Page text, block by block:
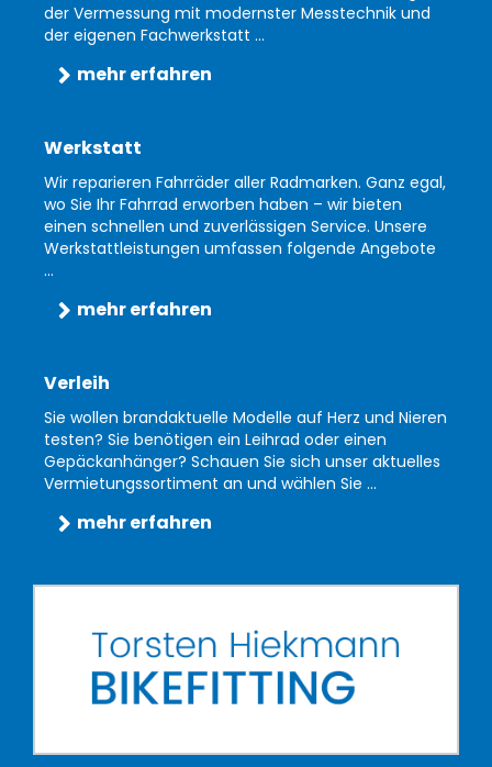
der Vermessung mit modernster Messtechnik und
der eigenen Fachwerkstatt ...
mehr erfahren
Werkstatt
Wir reparieren Fahrräder aller Radmarken. Ganz egal,
wo Sie Ihr Fahrrad erworben haben – wir bieten
einen schnellen und zuverlässigen Service. Unsere
Werkstattleistungen umfassen folgende Angebote
...
mehr erfahren
Verleih
Sie wollen brandaktuelle Modelle auf Herz und Nieren
testen? Sie benötigen ein Leihrad oder einen
Gepäckanhänger? Schauen Sie sich unser aktuelles
Vermietungssortiment an und wählen Sie ...
mehr erfahren